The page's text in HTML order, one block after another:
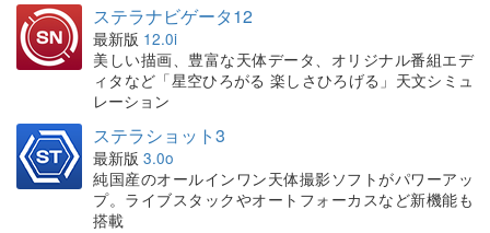
ステラナビゲータ12
最新版 12.0i
美しい描画、豊富な天体データ、オリジナル番組エデ
ィタなど「星空ひろがる 楽しさひろげる」天文シミュ
レーション
ステラショット3
最新版 3.0o
純国産のオールインワン天体撮影ソフトがパワーアッ
プ。ライブスタックやオートフォーカスなど新機能も
搭載